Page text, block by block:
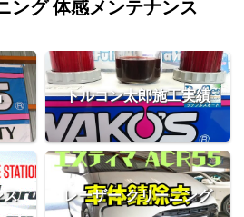
ング 体感メンテナンス
トルコン太郎施工実績
ス レーザー クリーニング